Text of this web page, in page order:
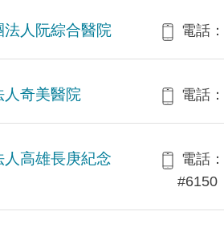
法人阮綜合醫院 電話
人奇美醫院 電話
高雄長庚紀念
電話
#6150